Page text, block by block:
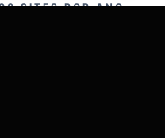
SITES POR ANO.